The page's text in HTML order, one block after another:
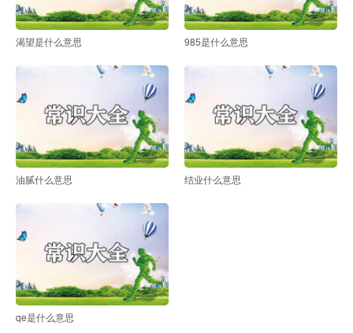
渴望是什么意思 985是什么意思
油腻什么意思 结业什么意思
qe是什么意思